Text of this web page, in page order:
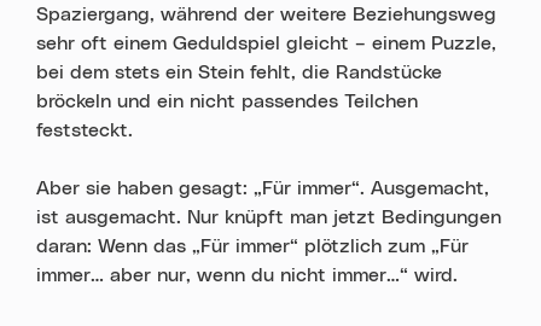
Spaziergang, während der weitere Beziehungsweg
sehr oft einem Geduldspiel gleicht – einem Puzzle,
bei dem stets ein Stein fehlt, die Randstücke
bröckeln und ein nicht passendes Teilchen
feststeckt.
Aber sie haben gesagt: „Für immer“. Ausgemacht,
ist ausgemacht. Nur knüpft man jetzt Bedingungen
daran: Wenn das „Für immer“ plötzlich zum „Für
immer… aber nur, wenn du nicht immer…“ wird.